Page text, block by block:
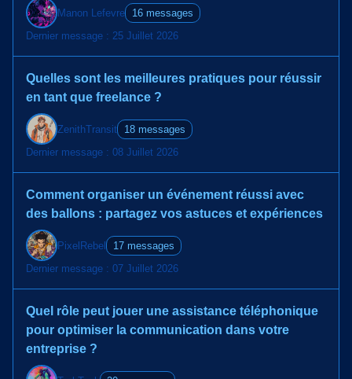
Manon Lefevre
16 messages
Dernier message : 25 Juillet 2026
Quelles sont les meilleures pratiques pour réussir
en tant que freelance ?
ZenithTransit
18 messages
Dernier message : 08 Juillet 2026
Comment organiser un événement réussi avec
des ballons : partagez vos astuces et expériences
PixelRebel
17 messages
Dernier message : 07 Juillet 2026
Quel rôle peut jouer une assistance téléphonique
pour optimiser la communication dans votre
entreprise ?